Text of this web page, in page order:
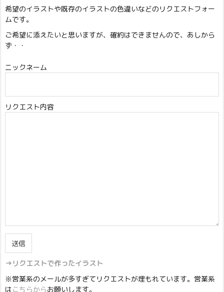
希望のイラストや既存のイラストの色違いなどのリクエストフォー
ムです。
ご希望に添えたいと思いますが、確約はできませんので、あしから
ず・・
ニックネーム
リクエスト内容
→リクエストで作ったイラスト
※営業系のメールが多すぎてリクエストが埋もれています。営業系
はこちらからお願いします。